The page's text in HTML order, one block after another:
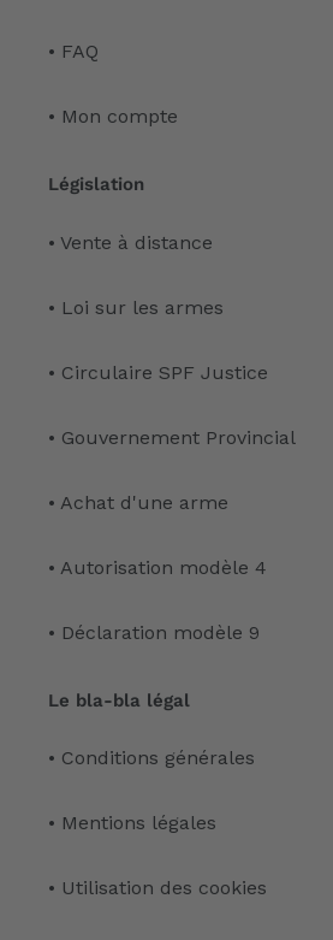
• FAQ
• Mon compte
Législation
• Vente à distance
• Loi sur les armes
• Circulaire SPF Justice
• Gouvernement Provincial
• Achat d'une arme
• Autorisation modèle 4
• Déclaration modèle 9
Le bla-bla légal
• Conditions générales
• Mentions légales
• Utilisation des cookies